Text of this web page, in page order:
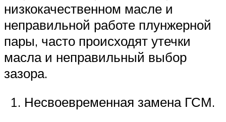
низкокачественном масле и
неправильной работе плунжерной
пары, часто происходят утечки
масла и неправильный выбор
зазора.
Несвоевременная замена ГСМ.